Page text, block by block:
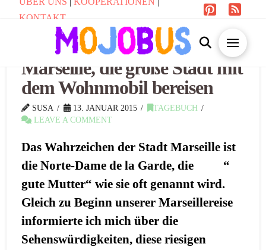
KONTAKT
Marseille, die große Stadt mit
dem Wohnmobil bereisen
SUSA 13. JANUAR 2015
TAGEBUCH
LEAVE A COMMENT
Das Wahrzeichen der Stadt Marseille ist
die Norte-Dame de la Garde, die “
gute Mutter“ wie sie oft genannt wird.
Gleich zu Beginn unserer Marseillereise
informierte ich mich über die
Sehenswürdigkeiten, diese riesigen